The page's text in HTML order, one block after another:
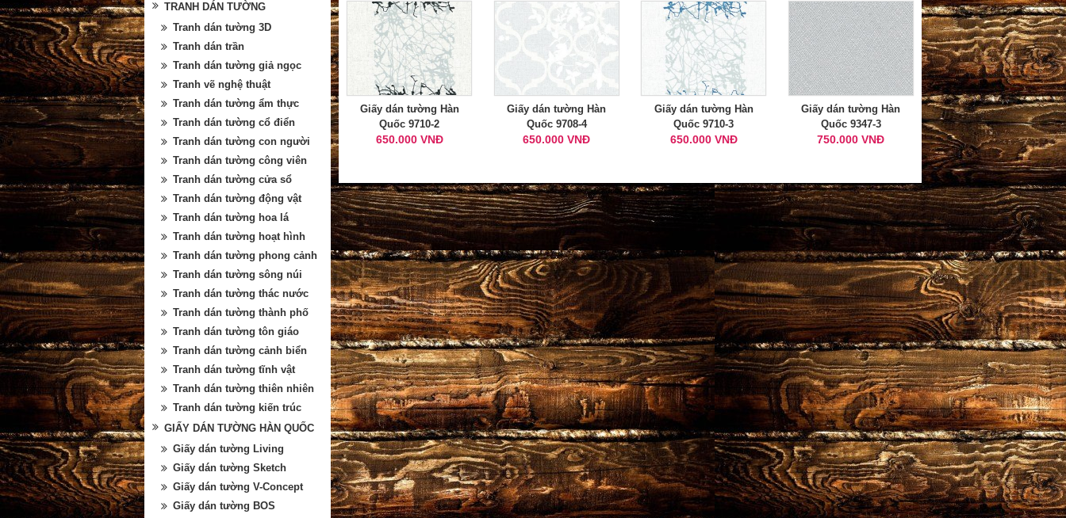
Giấy dán tường Hàn
Quốc 9710-2
650.000 VNĐ
Giấy dán tường Hàn
Quốc 9708-4
650.000 VNĐ
Giấy dán tường Hàn
Quốc 9710-3
650.000 VNĐ
Giấy dán tường Hàn
Quốc 9347-3
750.000 VNĐ
TRANH DÁN TƯỜNG
Tranh dán tường 3D
Tranh dán trần
Tranh dán tường giả ngọc
Tranh vẽ nghệ thuật
Tranh dán tường ẩm thực
Tranh dán tường cổ điển
Tranh dán tường con người
Tranh dán tường công viên
Tranh dán tường cửa sổ
Tranh dán tường động vật
Tranh dán tường hoa lá
Tranh dán tường hoạt hình
Tranh dán tường phong cảnh
Tranh dán tường sông núi
Tranh dán tường thác nước
Tranh dán tường thành phố
Tranh dán tường tôn giáo
Tranh dán tường cảnh biển
Tranh dán tường tĩnh vật
Tranh dán tường thiên nhiên
Tranh dán tường kiến trúc
GIẤY DÁN TƯỜNG HÀN QUỐC
Giấy dán tường Living
Giấy dán tường Sketch
Giấy dán tường V-Concept
Giấy dán tường BOS